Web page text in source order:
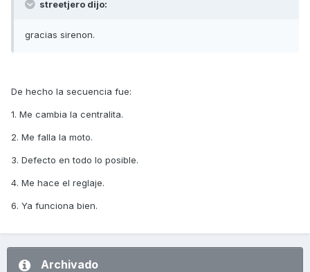
streetjero dijo:
gracias sirenon.
De hecho la secuencia fue:
1. Me cambia la centralita.
2. Me falla la moto.
3. Defecto en todo lo posible.
4. Me hace el reglaje.
6. Ya funciona bien.
Archivado